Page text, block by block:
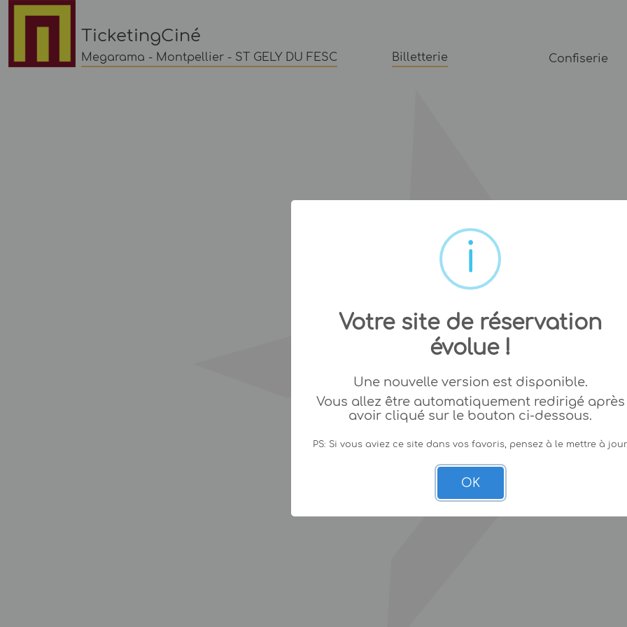
TicketingCiné
Megarama - Montpellier - ST GELY DU FESC Billetterie Confiserie
Votre site de réservation
évolue !
Une nouvelle version est disponible.
Vous allez être automatiquement redirigé après
avoir cliqué sur le bouton ci-dessous.
PS: Si vous aviez ce site dans vos favoris, pensez à le mettre à
OK